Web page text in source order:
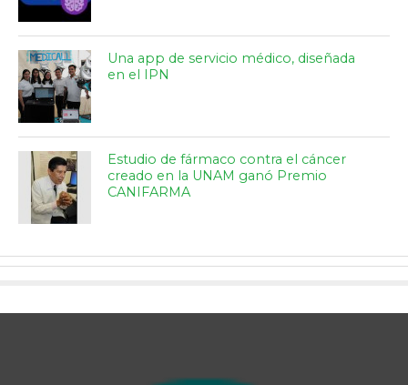
Una app de servicio médico, diseñada
en el IPN
Estudio de fármaco contra el cáncer
creado en la UNAM ganó Premio
CANIFARMA